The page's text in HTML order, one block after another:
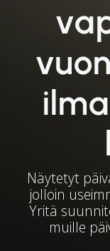
Näytetyt
jolloin
Yritä
muille